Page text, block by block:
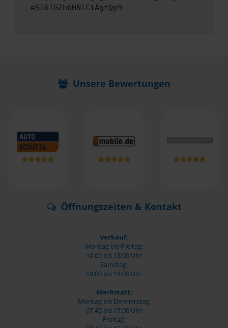
eSI6IGZhbHNlCiAgfQp9
Unsere Bewertungen
Öffnungszeiten & Kontakt
Verkauf:
Montag bis Freitag:
10:00 bis 18:00 Uhr
Samstag:
10:00 bis 14:00 Uhr
Werkstatt:
Montag bis Donnerstag:
07:45 bis 17:00 Uhr
Freitag: